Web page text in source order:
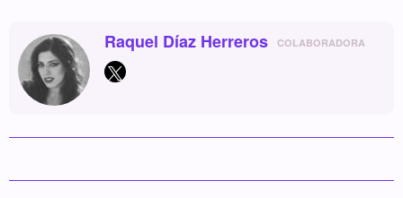
Raquel Díaz Herreros COLABORADORA